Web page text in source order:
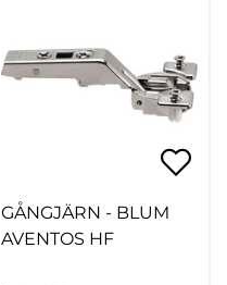
GÅNGJÄRN - BLUM
AVENTOS HF